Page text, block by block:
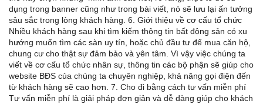
dụng trong banner cũng như trong bài viết, nó sẽ lưu lại ấn tưởng
sâu sắc trong lòng khách hàng. 6. Giới thiệu về cơ cấu tổ chức
Nhiều khách hàng sau khi tìm kiếm thông tin bất động sản có xu
hướng muốn tìm các sàn uy tín, hoặc chủ đầu tư để mua căn hộ,
chung cư cho thật sự đảm bảo và yên tâm. Vì vậy việc chúng ta
viết về cơ cấu tổ chức nhân sự, thông tin các bộ phận sẽ giúp cho
website BĐS của chúng ta chuyên nghiệp, khả năng gọi điện đến
từ khách hàng sẽ cao hơn. 7. Cho đi bằng cách tư vấn miễn phí
Tư vấn miễn phí là giải pháp đơn giản và dễ dàng giúp cho khách